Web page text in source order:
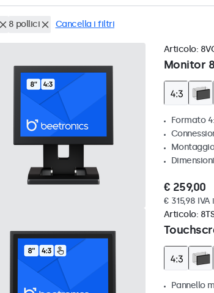
8 pollici Cancella i filtri
Monitor
Articolo:
Formato
€ 259,00
€ 315,98 IVA
Articolo:
Pannello